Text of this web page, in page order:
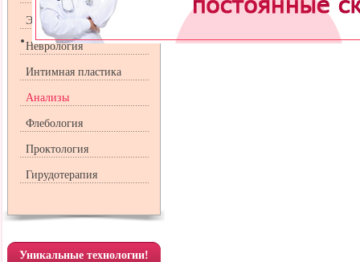
Эндокринология
Неврология
Интимная пластика
Анализы
Флебология
Проктология
Гирудотерапия
Уникальные технологии!